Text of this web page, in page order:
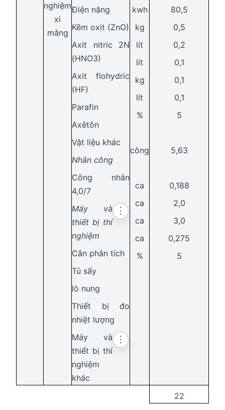
nghiệm
xi
măng
Điện năng
Kẽm oxit (ZnO)
Axit nitric 2N
(HNO3)
Axit flohydric
(HF)
Parafin
Axêtôn
Vật liệu khác
Nhân công
Công nhân
4,0/7
Máy và
thiết bị thí
nghiệm
⋮
Cân phân tích
Tủ sấy
lò nung
Thiết bị đo
nhiệt lượng
Máy và
thiết bị thí
nghiệm
khác
⋮
kwh
kg
lít
lít
kg
lít
%
công
ca
ca
ca
ca
%
80,5
0,5
0,2
0,1
0,1
0,1
5
5,63
0,188
2,0
3,0
0,275
5
22